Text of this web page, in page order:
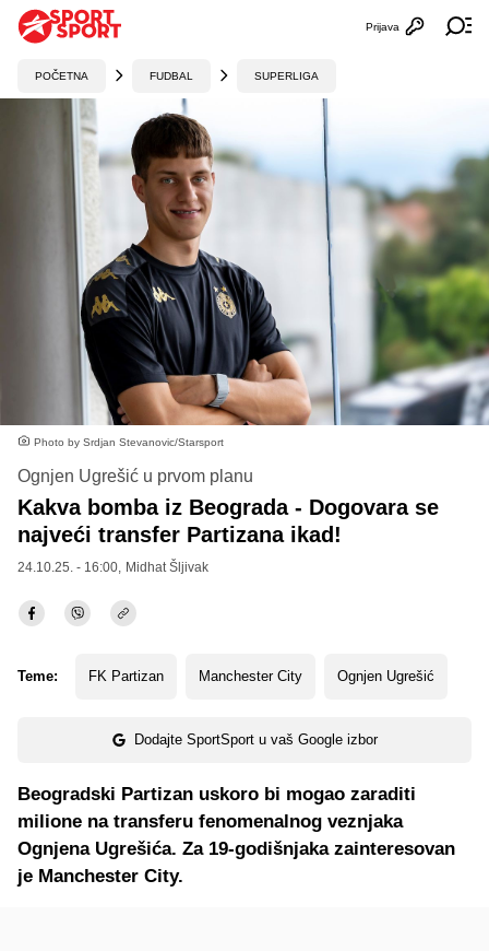
Otvori
Prijava
POČETNA FUDBAL SUPERLIGA
Photo by Srdjan Stevanovic/Starsport
Ognjen Ugrešić u prvom planu
Kakva bomba iz Beograda - Dogovara se
najveći transfer Partizana ikad!
24.10.25. - 16:00, Midhat Šljivak
Teme: FK Partizan Manchester City Ognjen Ugrešić
Dodajte SportSport u vaš Google izbor
Beogradski Partizan uskoro bi mogao zaraditi
milione na transferu fenomenalnog veznjaka
Ognjena Ugrešića. Za 19-godišnjaka zainteresovan
je Manchester City.